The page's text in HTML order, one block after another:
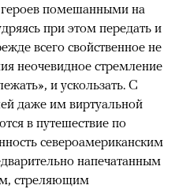
героев помешанными на
при этом передать и
всего свойственное не
неочевидное стремление
и ускользать. С
даже им виртуальной
в путешествие по
североамериканским
напечатанным
стреляющим